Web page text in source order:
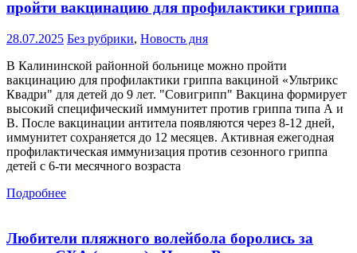
пройти вакцинацию для профилактики гриппа
28.07.2025 Без рубрики, Новость дня
В Калининской районной больнице можно пройти
вакцинацию для профилактики гриппа вакциной «Ультрикс
Квадри" для детей до 9 лет. ‎"Совигрипп" ‎Вакцина формирует
высокий специфический иммунитет против гриппа типа А и
В. ‎После вакцинации антитела появляются через 8-12 дней,
иммунитет сохраняется до 12 месяцев. ‎Активная ежегодная
профилактическая иммунизация против сезонного гриппа
детей с 6-ти месячного возраста
Подробнее
Любители пляжного волейбола боролись за